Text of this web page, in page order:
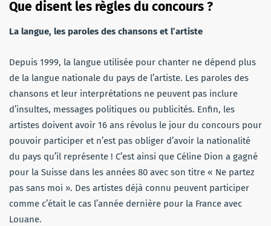
Que disent les règles du concours ?
La langue, les paroles des chansons et l’artiste
Depuis 1999, la langue utilisée pour chanter ne dépend plus
de la langue nationale du pays de l’artiste. Les paroles des
chansons et leur interprétations ne peuvent pas inclure
d’insultes, messages politiques ou publicités. Enfin, les
artistes doivent avoir 16 ans révolus le jour du concours pour
pouvoir participer et n’est pas obliger d’avoir la nationalité
du pays qu’il représente ! C’est ainsi que Céline Dion a gagné
pour la Suisse dans les années 80 avec son titre « Ne partez
pas sans moi ». Des artistes déjà connu peuvent participer
comme c’était le cas l’année dernière pour la France avec
Louane.